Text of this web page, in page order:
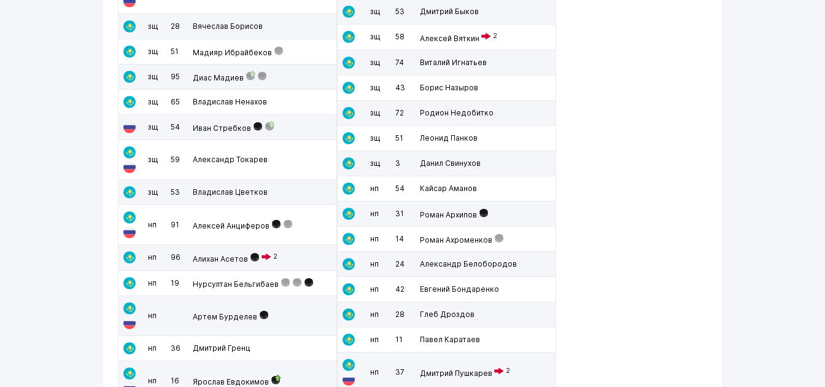
зщ 28 Вячеслав Борисов
зщ 51 Мадияр Ибрайбеков
зщ 95 Диас Мадиев
зщ 65 Владислав Ненахов
зщ 54 Иван Стребков
зщ 59 Александр Токарев
зщ 53 Владислав Цветков
нп 91 Алексей Анциферов
нп 96 Алихан Асетов 2
нп 19 Нурсултан Бельгибаев
нп Артем Бурделев
нп 36 Дмитрий Гренц
нп 16 Ярослав Евдокимов
зщ 53 Дмитрий Быков
зщ 58 Алексей Вяткин 2
зщ 74 Виталий Игнатьев
зщ 43 Борис Назыров
зщ 72 Родион Недобитко
зщ 51 Леонид Панков
зщ 3 Данил Свинухов
нп 54 Кайсар Аманов
нп 31 Роман Архипов
нп 14 Роман Ахроменков
нп 24 Александр Белобородов
нп 42 Евгений Бондаренко
нп 28 Глеб Дроздов
нп 11 Павел Каратаев
нп 37 Дмитрий Пушкарев 2